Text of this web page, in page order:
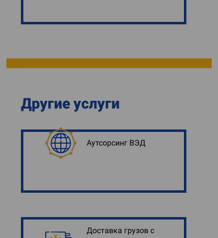
Другие услуги
Аутсорсинг ВЭД
Доставка грузов с